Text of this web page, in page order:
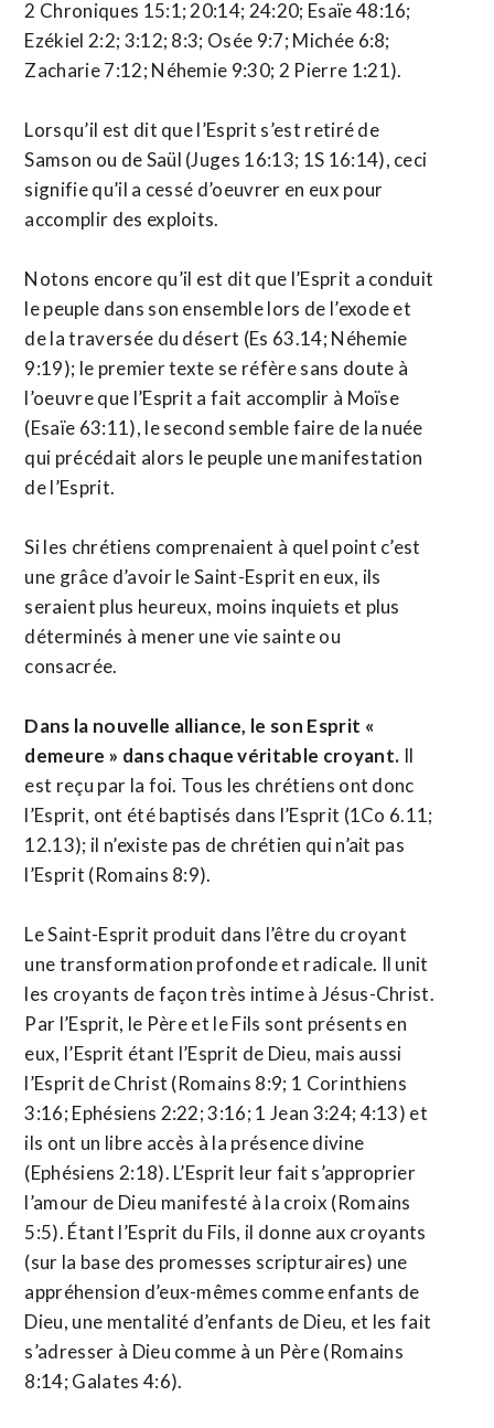
2 Chroniques 15:1; 20:14; 24:20; Esaïe 48:16;
Ezékiel 2:2; 3:12; 8:3; Osée 9:7; Michée 6:8;
Zacharie 7:12; Néhemie 9:30; 2 Pierre 1:21).
Lorsqu’il est dit que l’Esprit s’est retiré de
Samson ou de Saül (Juges 16:13; 1S 16:14), ceci
signifie qu’il a cessé d’oeuvrer en eux pour
accomplir des exploits.
Notons encore qu’il est dit que l’Esprit a conduit
le peuple dans son ensemble lors de l’exode et
de la traversée du désert (Es 63.14; Néhemie
9:19); le premier texte se réfère sans doute à
l’oeuvre que l’Esprit a fait accomplir à Moïse
(Esaïe 63:11), le second semble faire de la nuée
qui précédait alors le peuple une manifestation
de l’Esprit.
Si les chrétiens comprenaient à quel point c’est
une grâce d’avoir le Saint-Esprit en eux, ils
seraient plus heureux, moins inquiets et plus
déterminés à mener une vie sainte ou
consacrée.
Dans la nouvelle alliance, le son Esprit «
demeure » dans chaque véritable croyant. Il
est reçu par la foi. Tous les chrétiens ont donc
l’Esprit, ont été baptisés dans l’Esprit (1Co 6.11;
12.13); il n’existe pas de chrétien qui n’ait pas
l’Esprit (Romains 8:9).
Le Saint-Esprit produit dans l’être du croyant
une transformation profonde et radicale. Il unit
les croyants de façon très intime à Jésus-Christ.
Par l’Esprit, le Père et le Fils sont présents en
eux, l’Esprit étant l’Esprit de Dieu, mais aussi
l’Esprit de Christ (Romains 8:9; 1 Corinthiens
3:16; Ephésiens 2:22; 3:16; 1 Jean 3:24; 4:13) et
ils ont un libre accès à la présence divine
(Ephésiens 2:18). L’Esprit leur fait s’approprier
l’amour de Dieu manifesté à la croix (Romains
5:5). Étant l’Esprit du Fils, il donne aux croyants
(sur la base des promesses scripturaires) une
appréhension d’eux-mêmes comme enfants de
Dieu, une mentalité d’enfants de Dieu, et les fait
s’adresser à Dieu comme à un Père (Romains
8:14; Galates 4:6).